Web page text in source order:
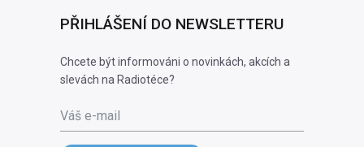
PŘIHLÁŠENÍ DO NEWSLETTERU
Chcete být informováni o novinkách, akcích a
slevách na Radiotéce?
Váš e-mail